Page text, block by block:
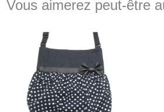
Vous aimerez peut-être